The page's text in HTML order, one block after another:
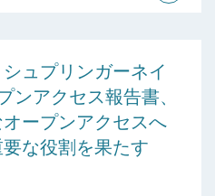
ュプリンガーネイ
ンアクセス報告書、
ープンアクセスへ
な役割を果たす